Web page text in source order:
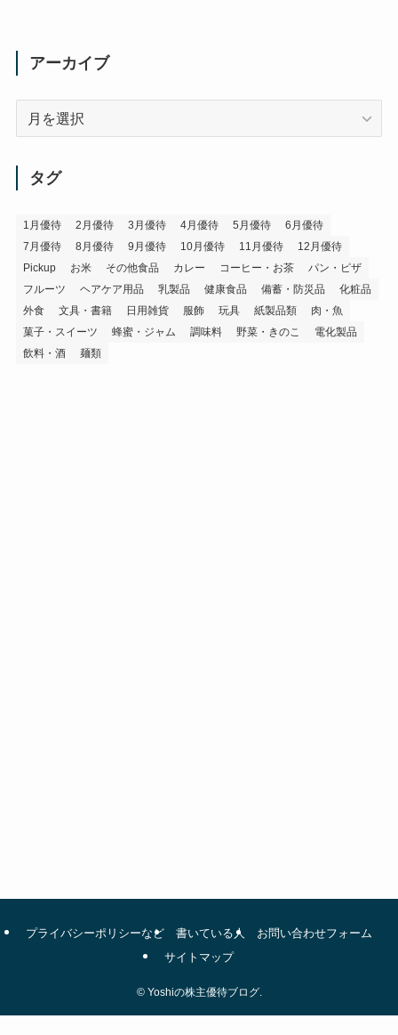
アーカイブ
タグ
1月優待 2月優待 3月優待 4月優待 5月優待
6月優待
7月優待
8月優待 9月優待 10月優待 11月優待
12月優待
Pickup
お米 その他食品 カレー コーヒー・お茶
パン・ピザ
フルーツ
ヘアケア用品 乳製品 健康食品 備蓄・防災品
化粧品
外食
文具・書籍 日用雑貨 服飾 玩具 紙製品類
肉・魚
菓子・スイーツ
蜂蜜・ジャム 調味料 野菜・きのこ
電化製品
飲料・酒
麺類
プライバシーポリシーなど 書いている人
お問い合わせフォーム
サイトマップ
©Yoshiの株主優待ブログ.